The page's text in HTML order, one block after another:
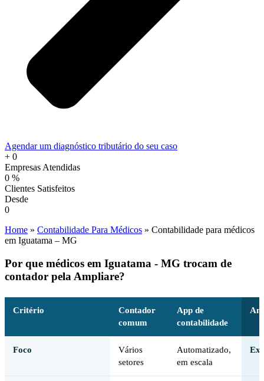
Agendar um diagnóstico tributário do seu caso
+ 0
Empresas Atendidas
0 %
Clientes Satisfeitos
Desde
0
Home » Contabilidade Para Médicos » Contabilidade para médicos
em Iguatama – MG
Por que médicos em Iguatama - MG trocam de
contador pela Ampliare?
Critério
Contador
comum
App de
contabilidade
Foco
Vários
setores
Automatizado,
em escala